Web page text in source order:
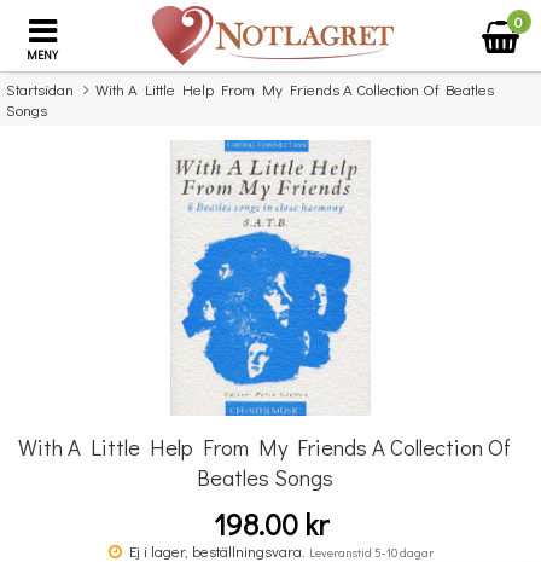
MENY
0
Startsidan
With A Little Help From My Friends A Collection Of Beatles
Songs
Missa inte detta...
Povel vid pianot
With A Little Help From My Friends A Collection Of
Beatles Songs
198.00 kr
Ej i lager, beställningsvara. Leveranstid 5-10 dagar